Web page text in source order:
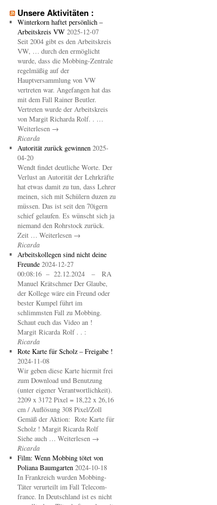
Unsere Aktivitäten :
Winterkorn haftet persönlich –
Arbeitskreis VW 2025-12-07
Seit 2004 gibt es den Arbeitskreis
VW, … durch den ermöglicht
wurde, dass die Mobbing-Zentrale
regelmäßig auf der
Hauptversammlung von VW
vertreten war. Angefangen hat das
mit dem Fall Rainer Beutler.
Vertreten wurde der Arbeitskreis
von Margit Richarda Rolf. . …
Weiterlesen →
Ricarda
Autorität zurück gewinnen 2025-
04-20
Wendt findet deutliche Worte. Der
Verlust an Autorität der Lehrkräfte
hat etwas damit zu tun, dass Lehrer
meinen, sich mit Schülern duzen zu
müssen. Das ist seit den 70igern
schief gelaufen. Es wünscht sich ja
niemand den Rohrstock zurück.
Zeit … Weiterlesen →
Ricarda
Arbeitskollegen sind nicht deine
Freunde 2024-12-27
00:08:16 – 22.12.2024 – RA
Manuel Krätschmer Der Glaube,
der Kollege wäre ein Freund oder
bester Kumpel führt im
schlimmsten Fall zu Mobbing.
Schaut euch das Video an !
Margit Ricarda Rolf . . :
Ricarda
Rote Karte für Scholz – Freigabe !
2024-11-08
Wir geben diese Karte hiermit frei
zum Download und Benutzung
(unter eigener Verantwortlichkeit).
2209 x 3172 Pixel = 18,22 x 26,16
cm / Auflösung 308 Pixel/Zoll
Gemäß der Aktion: Rote Karte für
Scholz ! Margit Ricarda Rolf
Siehe auch … Weiterlesen →
Ricarda
Film: Wenn Mobbing tötet von
Poliana Baumgarten 2024-10-18
In Frankreich wurden Mobbing-
Täter verurteilt im Fall Telecom-
france. In Deutschland ist es nicht